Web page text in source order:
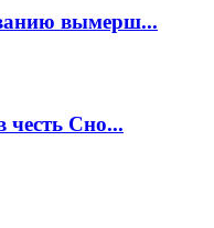
вымерш...
честь Сно...